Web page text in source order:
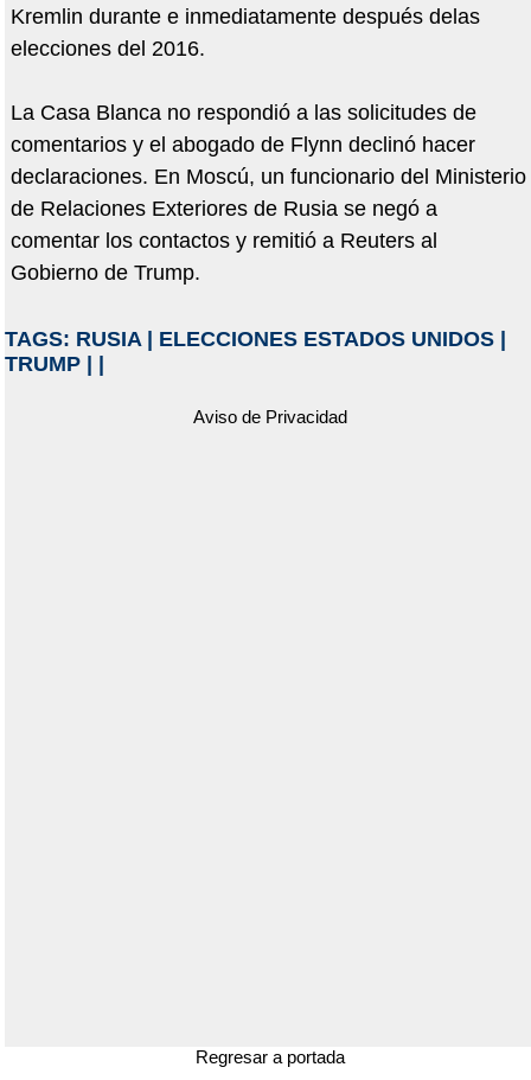
Kremlin durante e inmediatamente después delas
elecciones del 2016.
La Casa Blanca no respondió a las solicitudes de
comentarios y el abogado de Flynn declinó hacer
declaraciones. En Moscú, un funcionario del Ministerio
de Relaciones Exteriores de Rusia se negó a
comentar los contactos y remitió a Reuters al
Gobierno de Trump.
TAGS: RUSIA| ELECCIONES ESTADOS UNIDOS|
TRUMP|
Aviso de Privacidad
Regresar a portada